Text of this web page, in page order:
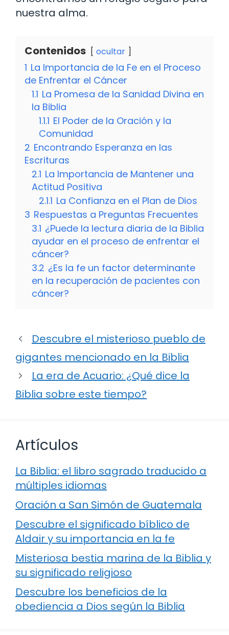
nuestra alma.
Contenidos ocultar
1 La Importancia de la Fe en el Proceso
de Enfrentar el Cáncer
1.1 La Promesa de la Sanidad Divina en
la Biblia
1.1.1 El Poder de la Oración y la
Comunidad
2 Encontrando Esperanza en las
Escrituras
2.1 La Importancia de Mantener una
Actitud Positiva
2.1.1 La Confianza en el Plan de Dios
3 Respuestas a Preguntas Frecuentes
3.1 ¿Puede la lectura diaria de la Biblia
ayudar en el proceso de enfrentar el
cáncer?
3.2 ¿Es la fe un factor determinante
en la recuperación de pacientes con
cáncer?
Descubre el misterioso pueblo de
gigantes mencionado en la Biblia
La era de Acuario: ¿Qué dice la
Biblia sobre este tiempo?
Artículos
La Biblia: el libro sagrado traducido a
múltiples idiomas
Oración a San Simón de Guatemala
Descubre el significado bíblico de
Aldair y su importancia en la fe
Misteriosa bestia marina de la Biblia y
su significado religioso
Descubre los beneficios de la
obediencia a Dios según la Biblia